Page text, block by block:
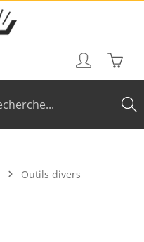
Le
Outils divers